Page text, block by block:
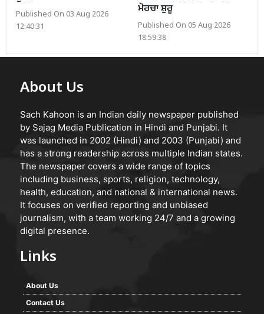
Published On 03 Aug 2026
12:40:31
ਮੋਰਚਾ ਸ਼ੁਰੂ
Published On 05 Aug 2026
18:59:38
About Us
Sach Kahoon is an Indian daily newspaper published
by Sajag Media Publication in Hindi and Punjabi. It
was launched in 2002 (Hindi) and 2003 (Punjabi) and
has a strong readership across multiple Indian states.
The newspaper covers a wide range of topics
including business, sports, religion, technology,
health, education, and national & international news.
It focuses on verified reporting and unbiased
journalism, with a team working 24/7 and a growing
digital presence.
Links
About Us
Contact Us